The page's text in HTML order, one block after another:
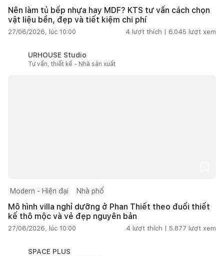
Nên làm tủ bếp nhựa hay MDF? KTS tư vấn cách chọn
vật liệu bền, đẹp và tiết kiệm chi phí
27/06/2026, lúc 10:00 4 lượt thích | 6.045 lượt xem
URHOUSE Studio
Tư vấn, thiết kế - Nhà sản xuất
Modern - Hiện đại Nhà phố
Mô hình villa nghỉ dưỡng ở Phan Thiết theo đuổi thiết
kế thô mộc và vẻ đẹp nguyên bản
27/06/2026, lúc 10:00 4 lượt thích | 5.877 lượt xem
SPACE PLUS